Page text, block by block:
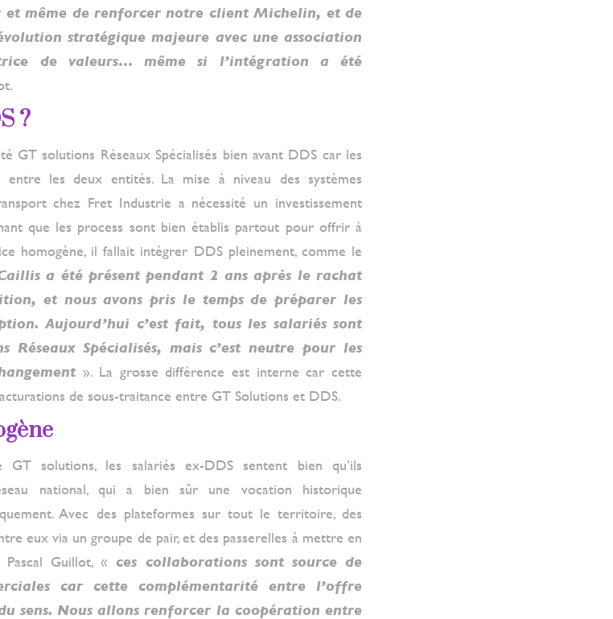
et même de renforcer notre client Michelin, et de
stratégique majeure avec une association
de valeurs… même si l’intégration a été
?
GT solutions Réseaux Spécialisés bien avant DDS car les
entre les deux entités. La mise à niveau des systèmes
chez Fret Industrie a nécessité un investissement
que les process sont bien établis partout pour offrir à
homogène, il fallait intégrer DDS pleinement, comme le
a été présent pendant 2 ans après le rachat
et nous avons pris le temps de préparer les
Aujourd’hui c’est fait, tous les salariés sont
Spécialisés, mais c’est neutre pour les
». La grosse différence est interne car cette
de sous-traitance entre GT Solutions et DDS.
solutions, les salariés ex-DDS sentent bien qu’ils
national, qui a bien sûr une vocation historique
Avec des plateformes sur tout le territoire, des
eux via un groupe de pair, et des passerelles à mettre en
Guillot, « ces collaborations sont source de
car cette complémentarité entre l’offre
sens. Nous allons renforcer la coopération entre